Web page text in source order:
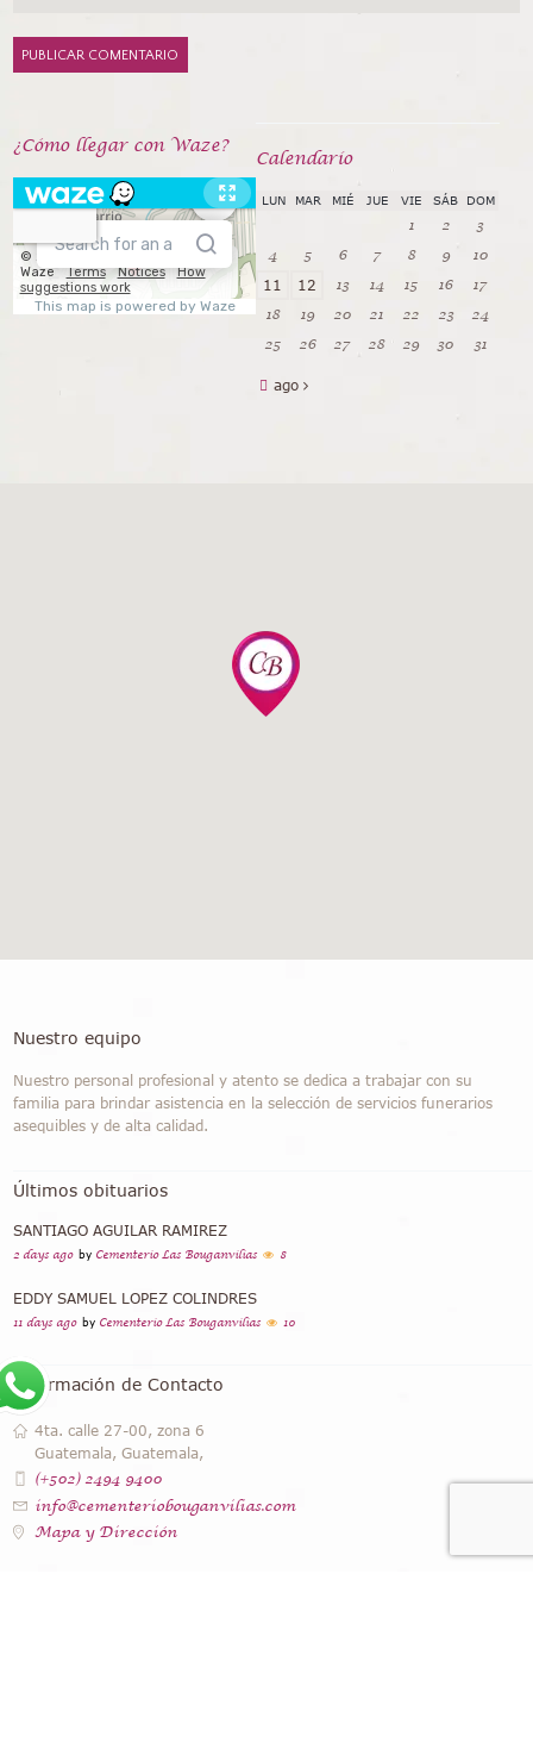
¿Cómo llegar con Waze?
Calendarío
LUN MAR MIÉ JUE VIE SÁB DOM
1 2
3
4
5 6 7 8 9 10
11 12 13 14 15 16
17
18
19 20 21 22 23
24
25
26 27 28 29 30 31
ago
Nuestro equipo
Nuestro personal profesional y atento se dedica a trabajar con su
familia para brindar asistencia en la selección de servicios funerarios
asequibles y de alta calidad.
Últimos obituarios
SANTIAGO AGUILAR RAMIREZ
2 days ago by Cementerio Las Bouganvilias 8
EDDY SAMUEL LOPEZ COLINDRES
11 days ago by Cementerio Las Bouganvilias 10
Información de Contacto
4ta. calle 27-00, zona 6
Guatemala, Guatemala,
(+502) 2494 9400
info@cementeriobouganvilias.com
Mapa y Dirección